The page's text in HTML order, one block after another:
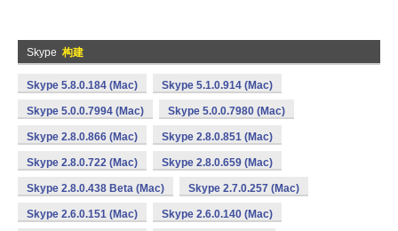
Skype 构建
Skype 5.8.0.184 (Mac) Skype 5.1.0.914 (Mac)
Skype 5.0.0.7994 (Mac) Skype 5.0.0.7980 (Mac)
Skype 2.8.0.866 (Mac) Skype 2.8.0.851 (Mac)
Skype 2.8.0.722 (Mac) Skype 2.8.0.659 (Mac)
Skype 2.8.0.438 Beta (Mac) Skype 2.7.0.257 (Mac)
Skype 2.6.0.151 (Mac) Skype 2.6.0.140 (Mac)